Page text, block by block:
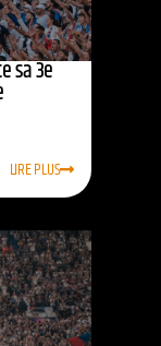
sa 3e
LIRE PLUS